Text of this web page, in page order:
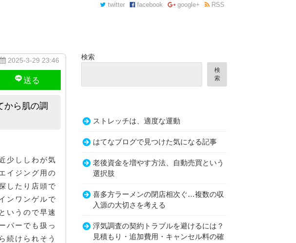
twitter facebook google+ RSS
2025-3-29 23:46
から肌の調
に変えることにしてから肌の調子が良くなった。
少ししわが気
イジング用の
したり店頭で
ンワンゲルで
いうので早速
パーでも扱っ
続けられそう
検索
検
索
ストレッチは、適度な運動
はてなブログで見つけた気になる記事
老後資金を増やす方法、自動売買という
選択肢
喜多方ラーメンの閉店相次ぐ…複数の収
入源の大切さを考える
浮気調査の契約トラブルを避けるには？
見積もり・追加費用・キャンセル料の確